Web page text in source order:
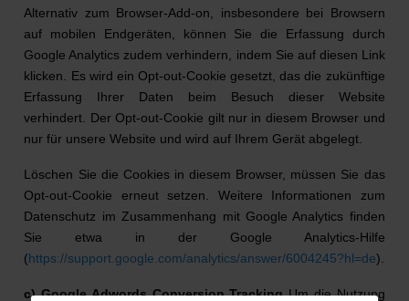
Alternativ zum Browser-Add-on, insbesondere bei Browsern
auf mobilen Endgeräten, können Sie die Erfassung durch
Google Analytics zudem verhindern, indem Sie auf diesen Link
klicken. Es wird ein Opt-out-Cookie gesetzt, das die zukünftige
Erfassung Ihrer Daten beim Besuch dieser Website
verhindert. Der Opt-out-Cookie gilt nur in diesem Browser und
nur für unsere Website und wird auf Ihrem Gerät abgelegt.
Löschen Sie die Cookies in diesem Browser, müssen Sie das
Opt-out-Cookie erneut setzen. Weitere Informationen zum
Datenschutz im Zusammenhang mit Google Analytics finden
Sie etwa in der Google Analytics-Hilfe
(https://support.google.com/analytics/answer/6004245?hl=de).
c) Google Adwords Conversion TrackingUm die Nutzung